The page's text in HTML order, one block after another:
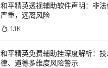
和平精英透视辅助软件声明：非
严重，远离风险
1.1K
和平精英免费辅助挂深度解析：
律、道德多维度风险警示